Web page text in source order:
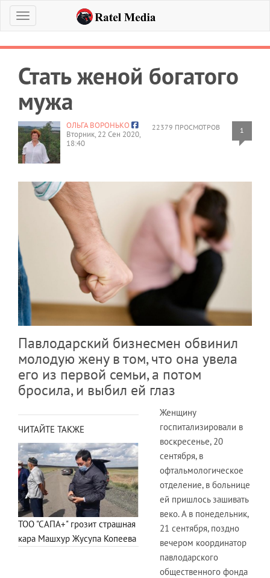
Меню
Стать женой богатого
мужа
22379 ПРОСМОТРОВ 1
ОЛЬГА ВОРОНЬКО
Вторник, 22 Сен 2020,
18:40
Павлодарский бизнесмен обвинил
молодую жену в том, что она увела
его из первой семьи, а потом
бросила, и выбил ей глаз
ЧИТАЙТЕ ТАКЖЕ
ТОО "САПА+" грозит страшная
кара Машхур Жусупа Копеева
Женщину
госпитализировали в
воскресенье, 20
сентября, в
офтальмологическое
отделение, в больнице
ей пришлось зашивать
веко. А в понедельник,
21 сентября, поздно
вечером координатор
павлодарского
общественного фонда